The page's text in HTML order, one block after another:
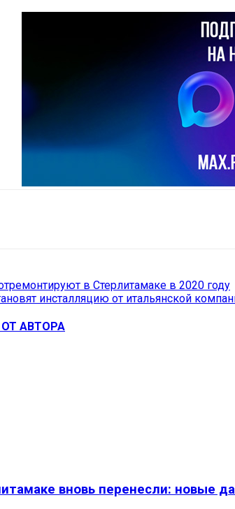
в Стерлитамаке в 2020 году
инсталляцию от итальянской
АВТОРА
вновь перенесли: новые